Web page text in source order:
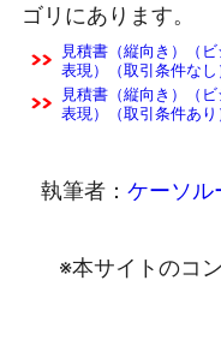
ゴリにあります。
見積書（縦向き）（
表現）（取引条件なし
見積書（縦向き）（
表現）（取引条件あり
執筆者： ケーソル
※本サイトのコ